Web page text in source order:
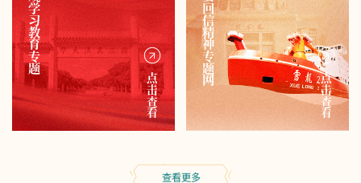
点击查看 点击查看
查看更多